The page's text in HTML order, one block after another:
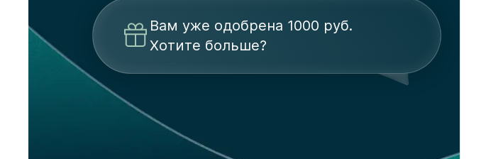
Вам уже одобрена 1000 руб.
Хотите больше?